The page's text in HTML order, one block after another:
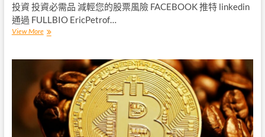
投資 投資必需品 減輕您的股票風險 FACEBOOK 推特 linkedin
通過 FULLBIO EricPetrof…
View More減
股
票
風
險